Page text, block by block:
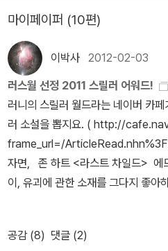
맞게 융통성을 발휘하려는 현장팀과
직였고, 주인공이 범인을 쫓는 게 개
도 스승의 복수를 위한 집착이란 걸
지는 무엇이냐. 보드게임을 좋아하는
스, 퀴즈, 퍼즐 같은 게임 매니아인 주
를 하나의 게임으로 생각하고 있고,
이라는 것을 눈치챘다. 모든 게임에
가능하고 체크 메이트도 가능하다.
룰을 적용하여 판을 뒤집으려는 시도
튼 냉정한 경호관에게 감정이 생겨
미있어 끝까지 읽었던 작품이다. 궁
하다. 수많은 스릴러 마니아들의 평
라임 시리즈》를 기회가 온다면 1편
리고 마이클 코넬리의 《해리 보슈 시
진 스릴러는 도통 책을 손에서 내려
문에 종종 직장 생활이나 가정생활
그 정도의 파괴력을 가진 작품을 한
기도 가지고 있으니. 자, 무엇부터?
지 말아야겠다는 생각은 분명 가지
직업, 나아가 없어져야 할 직업이 분
스터 급 인물이 있다면, 이는 재앙
씩 그런 마스터들에게 존경과 찬사
들이 있다. 아무리 직업엔 귀천이 없
는 은어나 신조어를 번역하느라 진
로 트집잡고 싶은 생각이 없지만, 고
꾼'이니 하는 희한한 단어는 아무리
행자'와 '심문자' 정도로 편하게 번역
때문에 코르트는 계속 위기에 처합
고 있는 총을 사용하고자 하는 라이
마리, 왕성한 활동을 금지당해 분노
에 대해 신경을 곤두세우는 조앤, 그
는 검사 제이슨 웨스터필드 등 외에
호하는 업무에서 벗어나 적극적으로
트는 우수한 제자(클레어 두보이스)
거해 나갑니다. 여러 차례의 반전이
계, 즉 정보의 부재와 편재 때문에 어
마이페이퍼 (10편)
이박사 2012-02-03
러스월 선정 2011 스릴러 어워드!
러니의 스릴러 월드라는 네이버 카
러 소설을 뽑지요. ( http://
frame_url=/
자면, 존 하트 <라스트 차일드> 에
이, 유괴에 관한 소재를 그다지 좋아
정서를 자아냅니다. 누군가 지적한
르지만, 계속 이어지는 흥미진진한
공감 (8) 댓글 (2)